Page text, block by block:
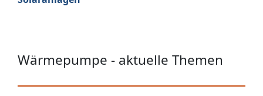
Wärmepumpe - aktuelle Themen